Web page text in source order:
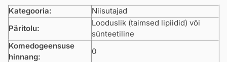
Kategooria:
Niisutajad
Päritolu:
Looduslik (taimsed lipiidid) või
sünteetiline
Komedogeensuse
hinnang:
0